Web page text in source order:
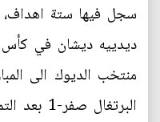
سجل فيها ستة اهداف،
ديدييه ديشان في كأس
منتخب الديوك الى